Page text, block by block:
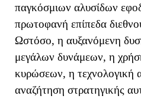
παγκόσμιων αλυσίδων
πρωτοφανή επίπεδα
Ωστόσο, η αυξανόμενη
μεγάλων δυνάμεων, η
κυρώσεων, η τεχνολογική
αναζήτηση στρατηγικής